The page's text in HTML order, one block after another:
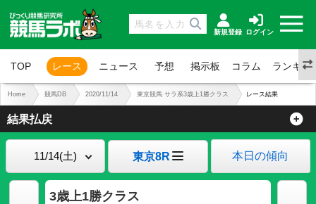
新規登録 ログイン
TOP レース ニュース 予想 掲示板 コラム ランキン
Home 競馬DB 2020/11/14 東京競馬 サラ系3歳上1勝クラス レース結果
結果払戻
東京8R 本日の傾向
3歳上1勝クラス